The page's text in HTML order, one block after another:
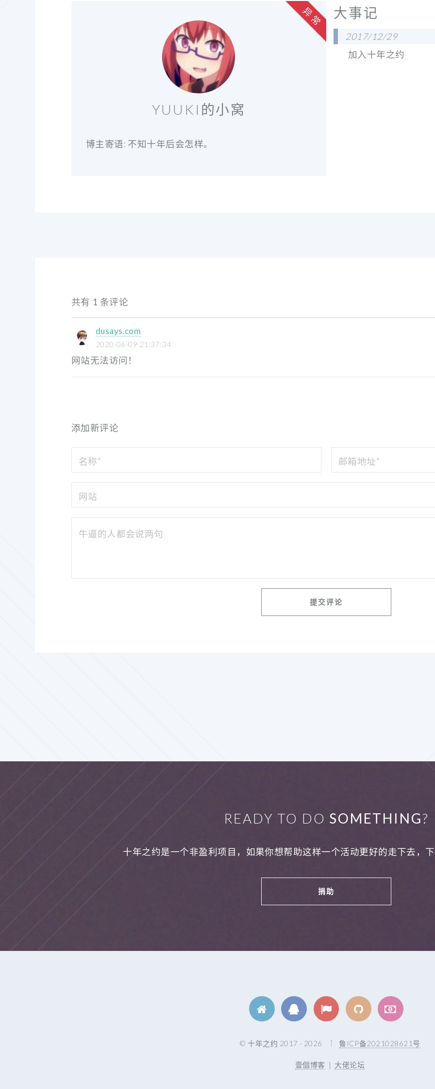
YUUKI的小窝
博主寄语: 不知十年后会怎样。
异 常 大事记
2017/12/29
加入十年之约
共有 1 条评论
dusays.com
2020-06-09 21:37:34
网站无法访问！
添加新评论
READY TO DO SOMETHING?
十年之约是一个非盈利项目，如果你想帮助这样一个活动更好的走下去，
捐助
© 十年之约 2017 - 2026 鲁ICP备2021028621号
壹個博客 | 大佬论坛